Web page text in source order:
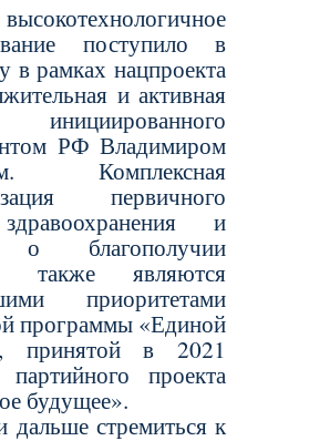
поступило в
в рамках нацпроекта
и активная
инициированного
РФ Владимиром
Комплексная
первичного
и
о благополучии
также являются
приоритетами
программы «Единой
принятой в 2021
проекта
будущее».
дальше стремиться к